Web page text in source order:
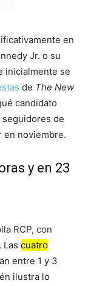
en
Jr. o su
inicialmente se
de The New
candidato
de
en noviembre.
y en 23
RCP, con
Las cuatro
entre 1 y 3
ilustra lo